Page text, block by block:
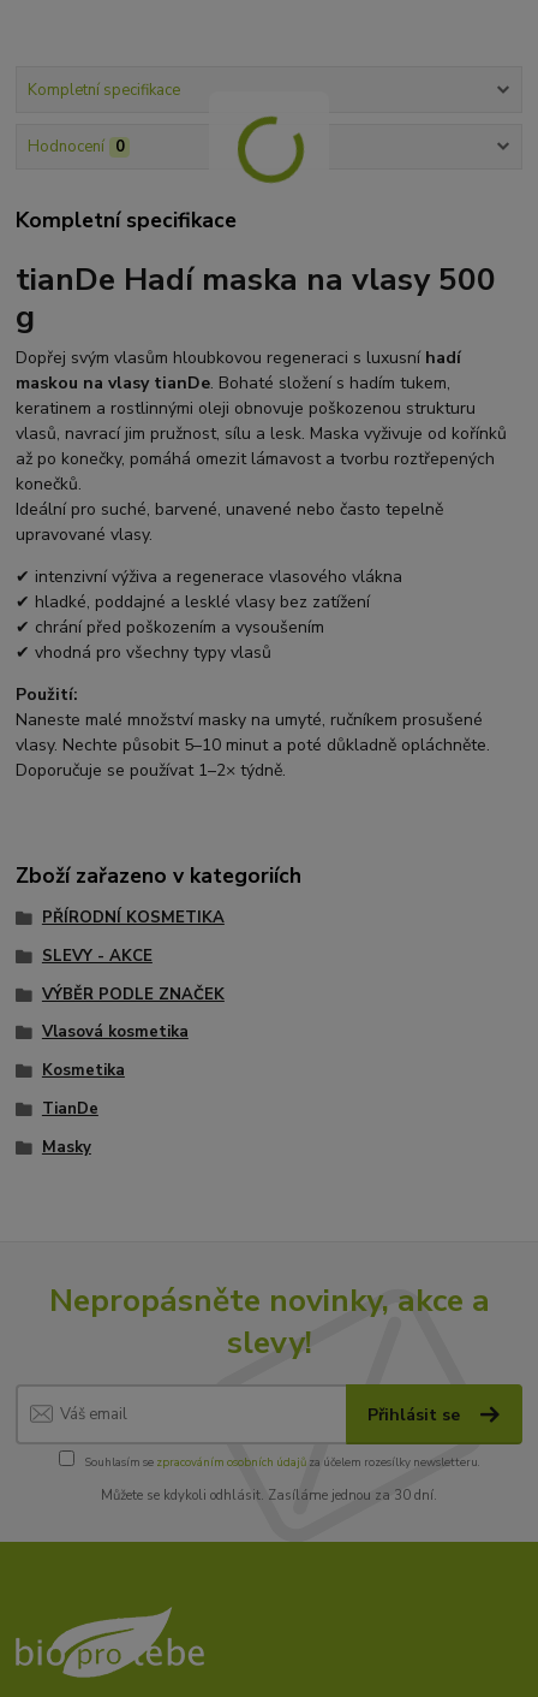
Kompletní specifikace
Hodnocení 0
Kompletní specifikace
tianDe Hadí maska na vlasy 500
g
Dopřej svým vlasům hloubkovou regeneraci s luxusní hadí
maskou na vlasy tianDe. Bohaté složení s hadím tukem,
keratinem a rostlinnými oleji obnovuje poškozenou strukturu
vlasů, navrací jim pružnost, sílu a lesk. Maska vyživuje od kořínků
až po konečky, pomáhá omezit lámavost a tvorbu roztřepených
konečků.
Ideální pro suché, barvené, unavené nebo často tepelně
upravované vlasy.
✔ intenzivní výživa a regenerace vlasového vlákna
✔ hladké, poddajné a lesklé vlasy bez zatížení
✔ chrání před poškozením a vysoušením
✔ vhodná pro všechny typy vlasů
Použití:
Naneste malé množství masky na umyté, ručníkem prosušené
vlasy. Nechte působit 5–10 minut a poté důkladně opláchněte.
Doporučuje se používat 1–2× týdně.
Zboží zařazeno v kategoriích
PŘÍRODNÍ KOSMETIKA
SLEVY - AKCE
VÝBĚR PODLE ZNAČEK
Vlasová kosmetika
Kosmetika
TianDe
Masky
Nepropásněte novinky, akce a
slevy!
Přihlásit se
Souhlasím se zpracováním osobních údajůza účelem rozesílky newsletteru.
Můžete se kdykoli odhlásit. Zasíláme jednou za 30 dní.